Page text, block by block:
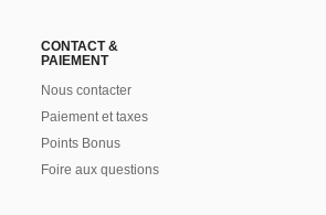
CONTACT &
PAIEMENT
Nous contacter
Paiement et taxes
Points Bonus
Foire aux questions